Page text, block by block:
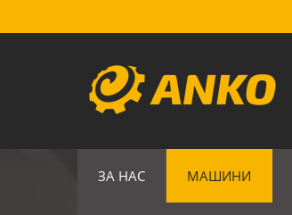
ЗА НАС МАШИНИ